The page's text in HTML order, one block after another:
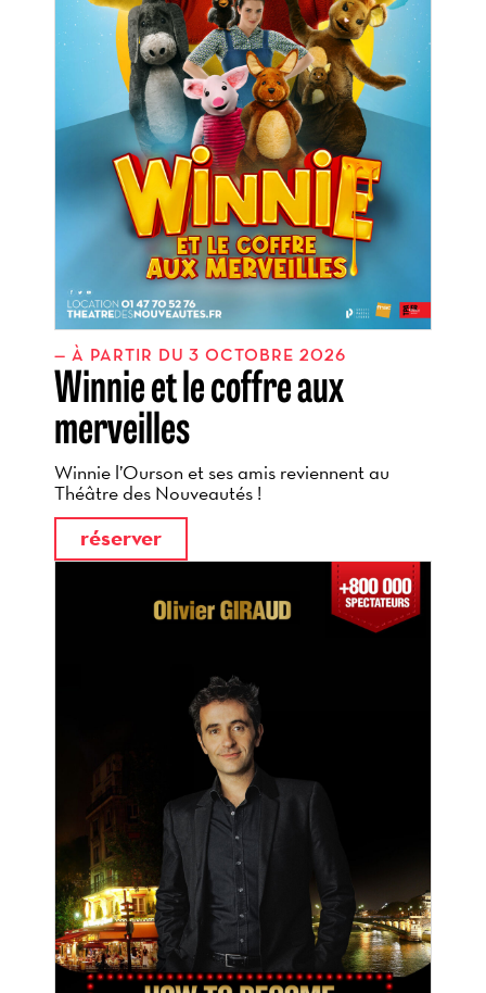
À PARTIR DU 3 OCTOBRE 2026
Winnie et le coffre aux
merveilles
Winnie l’Ourson et ses amis reviennent au
Théâtre des Nouveautés !
réserver